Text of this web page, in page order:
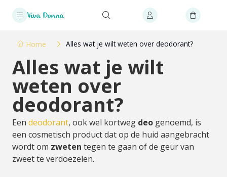
Home Alles wat je wilt weten over deodorant?
Alles wat je wilt
weten over
deodorant?
Een deodorant, ook wel kortweg deo genoemd, is
een cosmetisch product dat op de huid aangebracht
wordt om zweten tegen te gaan of de geur van
zweet te verdoezelen.